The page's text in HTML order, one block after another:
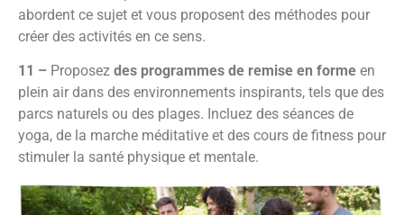
abordent ce sujet et vous proposent des méthodes pour
créer des activités en ce sens.
11 – Proposez des programmes de remise en forme en
plein air dans des environnements inspirants, tels que des
parcs naturels ou des plages. Incluez des séances de
yoga, de la marche méditative et des cours de fitness pour
stimuler la santé physique et mentale.